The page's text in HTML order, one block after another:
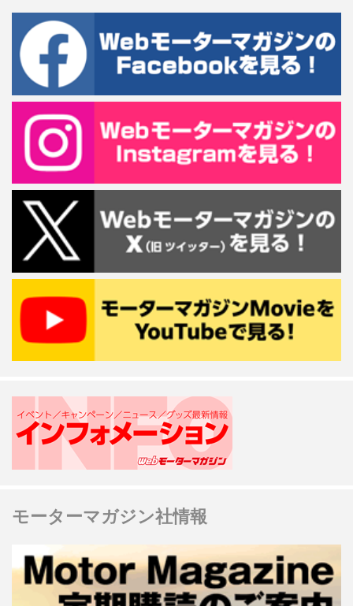
モーターマガジン社情報